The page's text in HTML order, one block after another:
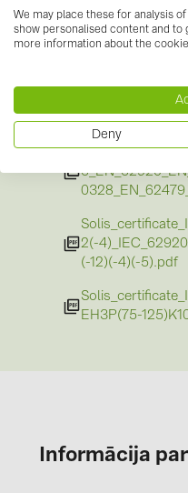
EH3P(80-
2(-
(-12)(-4)(-5).pdf
EH3P(75-
Informācija
We may place these for analysis
show personalised content and to
more information about the
Deny